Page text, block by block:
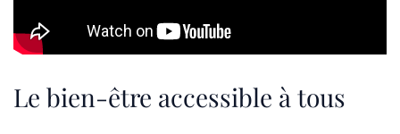
Le bien-être accessible à tous